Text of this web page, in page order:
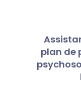
plan de